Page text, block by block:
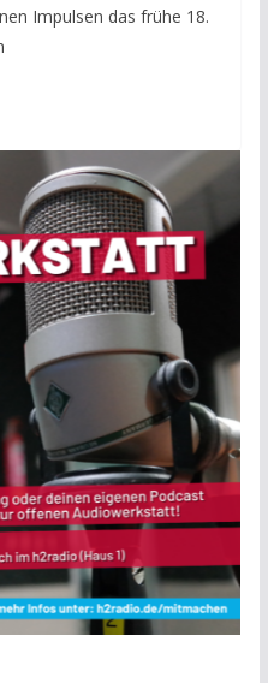
Impulsen das frühe 18.